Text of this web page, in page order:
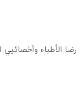
رضا الأطباء